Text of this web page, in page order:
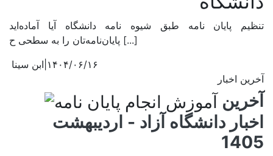
تنظیم پایان نامه طبق شیوه نامه دانشگاه آیا آماده‌اید
پایان‌نامه‌تان را به سطحی ح [...]
۱۴۰۴/۰۶/۱۶ ابن سینا
آخرین اخبار
آخرین
اخبار دانشگاه آزاد - اردیبهشت
1405